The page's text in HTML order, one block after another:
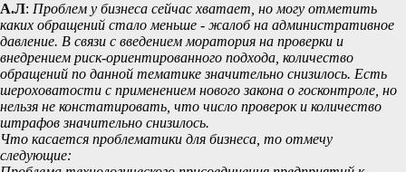
А.Л: Проблем у бизнеса сейчас хватает, но могу отметить
каких обращений стало меньше - жалоб на административное
давление. В связи с введением моратория на проверки и
внедрением риск-ориентированного подхода, количество
обращений по данной тематике значительно снизилось. Есть
шероховатости с применением нового закона о госконтроле, но
нельзя не констатировать, что число проверок и количество
штрафов значительно снизилось.
Что касается проблематики для бизнеса, то отмечу
следующие: